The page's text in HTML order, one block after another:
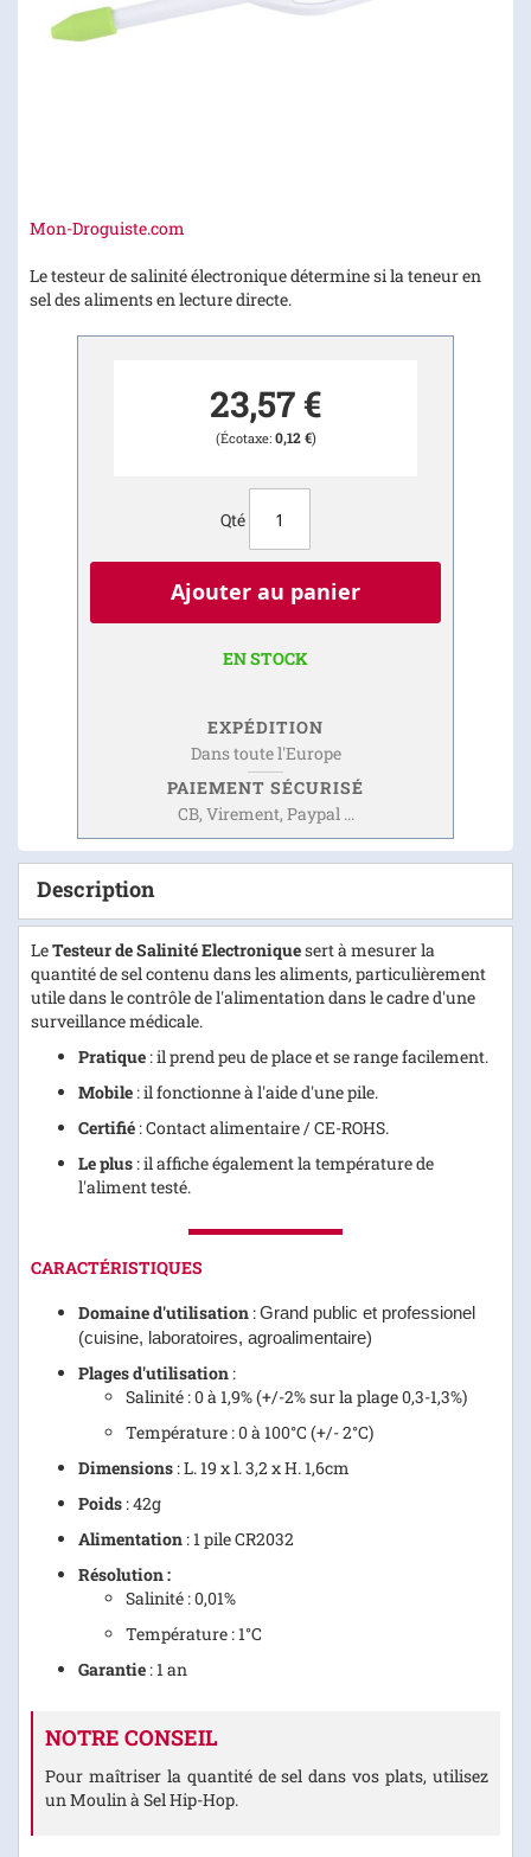
Mon-Droguiste.com
Le testeur de salinité électronique détermine si la teneur en
sel des aliments en lecture directe.
23,57 €
0,12 €
Qté
Ajouter au panier
EN STOCK
EXPÉDITION
Dans toute l'Europe
PAIEMENT SÉCURISÉ
CB, Virement, Paypal ...
Skip
the
beginning
Description
LeTesteur de Salinité Electroniquesert à mesurer la
quantité de sel contenu dans les aliments, particulièrement
utile dans le contrôle de l'alimentation dans le cadre d'une
surveillance médicale.
Pratique : il prend peu de place et se range facilement.
Mobile : il fonctionne à l'aide d'une pile.
Certifié : Contact alimentaire / CE-ROHS.
Le plus : il affiche également la température de
l'aliment testé.
CARACTÉRISTIQUES
Domaine d'utilisation :Grand public et professionel
(cuisine, laboratoires, agroalimentaire)
Plages d'utilisation :
Salinité : 0 à 1,9% (+/-2% sur la plage 0,3-1,3%)
Température : 0 à 100°C (+/- 2°C)
Dimensions : L. 19 x l. 3,2 x H. 1,6cm
Poids : 42g
Alimentation : 1 pile CR2032
Résolution :
Salinité : 0,01%
Température : 1°C
Garantie : 1 an
NOTRE CONSEIL
Pour maîtriser la quantité de sel dans vos plats, utilisez
un Moulin à Sel Hip-Hop.